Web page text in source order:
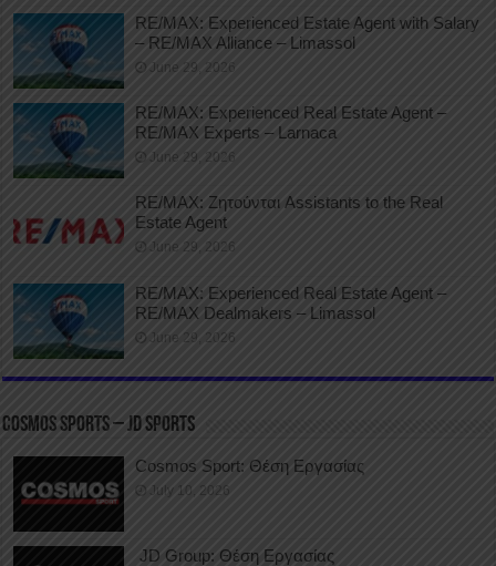
RE/MAX: Experienced Estate Agent with Salary
– RE/MAX Alliance – Limassol
June 29, 2026
RE/MAX: Experienced Real Estate Agent –
RE/MAX Experts – Larnaca
June 29, 2026
RE/MAX: Ζητούνται Assistants to the Real
Estate Agent
June 29, 2026
RE/MAX: Experienced Real Estate Agent –
RE/MAX Dealmakers – Limassol
June 29, 2026
COSMOS SPORTS – JD SPORTS
Cosmos Sport: Θέση Εργασίας
July 10, 2026
JD Group: Θέση Εργασίας